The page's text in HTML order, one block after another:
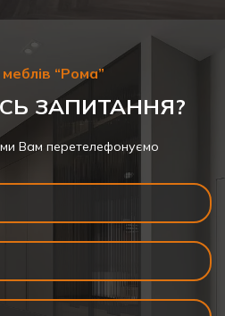
“Рома”
ЗАПИТАННЯ?
Вам перетелефонуємо